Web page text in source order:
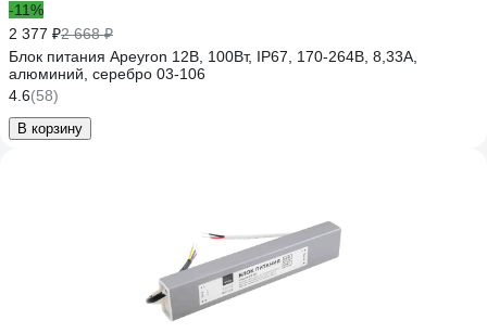
-11%
2 377 ₽2 668 ₽
Блок питания Apeyron 12В, 100Вт, IP67, 170-264В, 8,33А,
алюминий, серебро 03-106
4.6(58)
В корзину